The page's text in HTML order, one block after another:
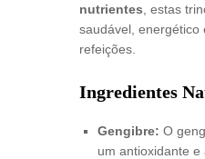
nutrientes , estas
saudável, energético
refeições.
Ingredientes
Gengibre: O
um antioxidante e